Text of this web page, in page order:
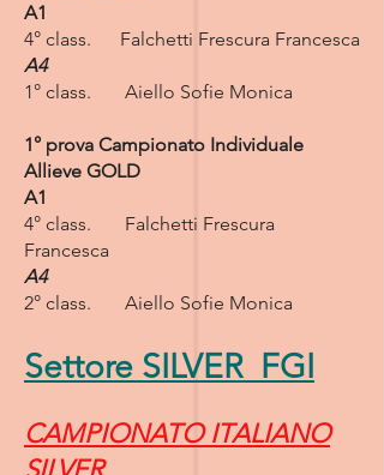
A1
4° class. Falchetti Frescura Francesca
A4
1° class. Aiello Sofie Monica​
1° prova Campionato Individuale
Allieve GOLD
A1
4° class. Falchetti Frescura
Francesca
A4
2° class. Aiello Sofie Monica
Settore SILVER FGI
CAMPIONATO ITALIANO